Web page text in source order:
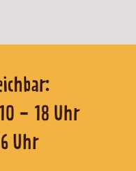
10 - 18 Uhr
Uhr